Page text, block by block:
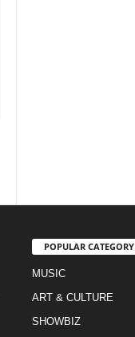
POPULAR CATEGORY
MUSIC
ART & CULTURE
SHOWBIZ